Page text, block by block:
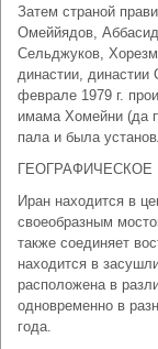
Затем страной
Омеййядов,
Сельджуков,
династии,
феврале 1979 г.
имама Хомейни (да
пала и была
Иран находится в
своеобразным
также соединяет
находится в
расположена в
одновременно в
года.